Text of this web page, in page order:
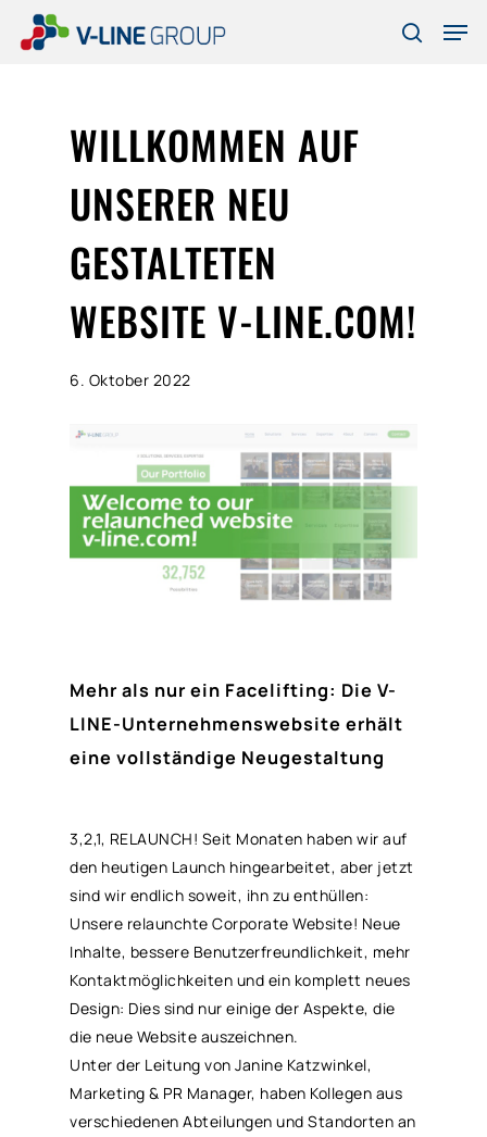
search
WILLKOMMEN AUF
UNSERER NEU
GESTALTETEN
WEBSITE V-LINE.COM!
6. Oktober 2022
Mehr als nur ein Facelifting: Die V-
LINE-Unternehmenswebsite erhält
eine vollständige Neugestaltung
3,2,1, RELAUNCH! Seit Monaten haben wir auf
den heutigen Launch hingearbeitet, aber jetzt
sind wir endlich soweit, ihn zu enthüllen:
Unsere relaunchte Corporate Website! Neue
Inhalte, bessere Benutzerfreundlichkeit, mehr
Kontaktmöglichkeiten und ein komplett neues
Design: Dies sind nur einige der Aspekte, die
die neue Website auszeichnen.
Unter der Leitung von Janine Katzwinkel,
Marketing & PR Manager, haben Kollegen aus
verschiedenen Abteilungen und Standorten an